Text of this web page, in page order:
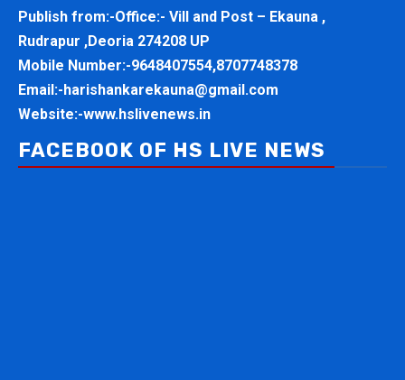
Publish from:-Office:- Vill and Post – Ekauna ,
Rudrapur ,Deoria 274208 UP
Mobile Number:-9648407554,8707748378
Email:-harishankarekauna@gmail.com
Website:-www.hslivenews.in
FACEBOOK OF HS LIVE NEWS